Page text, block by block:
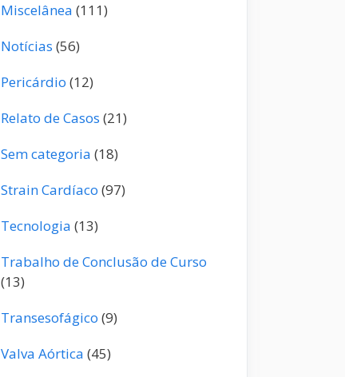
Miscelânea (111)
Notícias (56)
Pericárdio (12)
Relato de Casos (21)
Sem categoria (18)
Strain Cardíaco (97)
Tecnologia (13)
Trabalho de Conclusão de Curso
(13)
Transesofágico (9)
Valva Aórtica (45)